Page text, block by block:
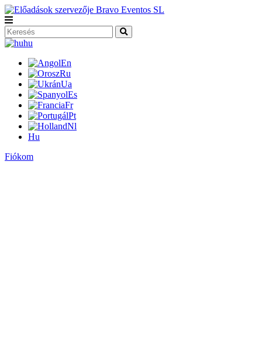
hu
En
Ru
Ua
Es
Fr
Pt
Nl
Hu
Fiókom